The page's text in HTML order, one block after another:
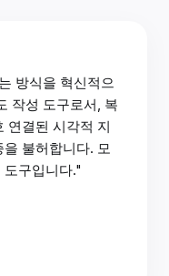
방식을 혁신적으
작성 도구로서, 복
연결된 시각적 지
불허합니다. 모
구입니다."